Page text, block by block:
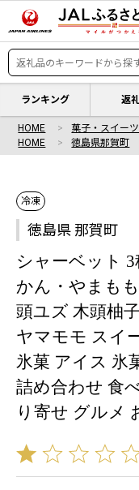
ランキング 返
HOME 菓子・スイーツ
HOME
徳島県那賀町
冷凍
徳島県 那賀町
シャーベット
かん・やまも
頭ユズ 木頭柚
ヤマモモ スイ
氷菓 アイス 氷
詰め合わせ 食
り寄せ グルメ